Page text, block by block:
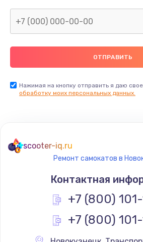
Нажимая на кнопку отправить я даю свое
обработку моих персональных данных.
scooter-iq.ru
Ремонт самокатов в
Контактная
+7 (800)
+7 (800)